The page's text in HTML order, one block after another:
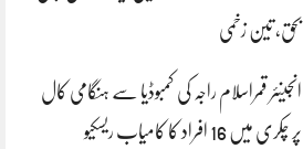
بحق، تین زخمی
انجینئر قمراسلام راجہ کی کمبوڈیا سے ہنگامی کال
پر چکری میں 16 افراد کا کامیاب ریسکیو